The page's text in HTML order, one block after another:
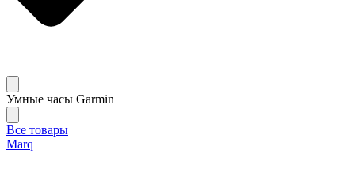
Умные часы Garmin
Все товары
Marq